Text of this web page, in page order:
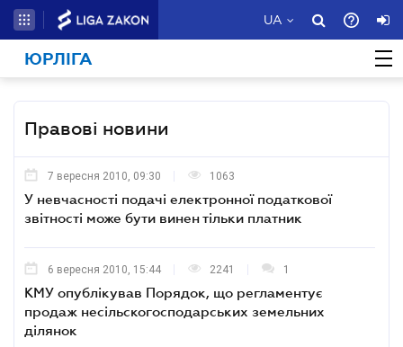
UA
ЮРЛІГА
Правові новини
7 вересня 2010, 09:30 1063
У невчасності подачі електронної податкової
звітності може бути винен тільки платник
6 вересня 2010, 15:44 2241 1
КМУ опублікував Порядок, що регламентує
продаж несільскогосподарських земельних
ділянок